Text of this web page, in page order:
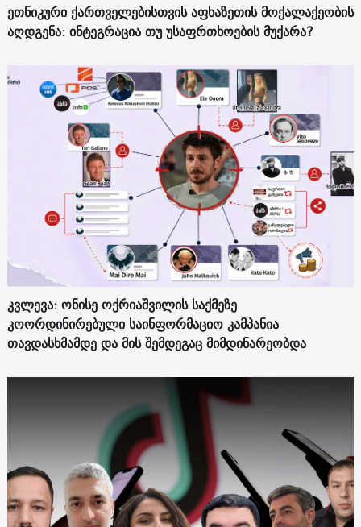
ეთნიკური ქართველებისთვის აფხაზეთის მოქალაქეობის
აღდგენა: ინტეგრაცია თუ უსაფრთხოების მუქარა?
კვლევა: ონისე ოქრიაშვილის საქმეზე
კოორდინირებული საინფორმაციო კამპანია
თავდასხმამდე და მის შემდეგაც მიმდინარეობდა